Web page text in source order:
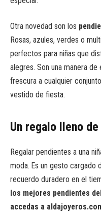
Otra novedad son los
Rosas, azules, verdes o
perfectos para niñas que
alegres. Son una manera
frescura a cualquier
vestido de fiesta.
Un regalo lleno
Regalar pendientes a una
moda. Es un gesto cargado
recuerdo duradero en el
los mejores pendientes
accedas a